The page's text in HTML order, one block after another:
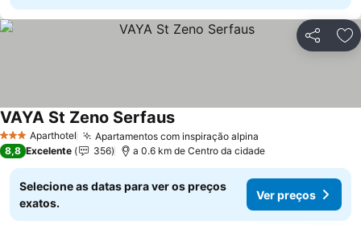
Partilhar
3 EstrelasAparthotel Apartamentos com inspiração alpina
VAYA St Zeno Serfaus
8,8 Excelente 356 a 0.6 km de Centro da cidade
Selecione as datas para ver os preços
exatos.
Ver preços